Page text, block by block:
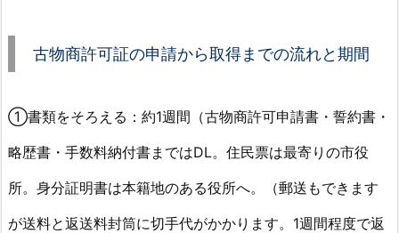
古物商許可証の申請から取得までの流れと期間
①書類をそろえる：約1週間（古物商許可申請書・誓約書・
略歴書・手数料納付書まではDL。住民票は最寄りの市役
所。身分証明書は本籍地のある役所へ。（郵送もできます
が送料と返送料封筒に切手代がかかります。1週間程度で返